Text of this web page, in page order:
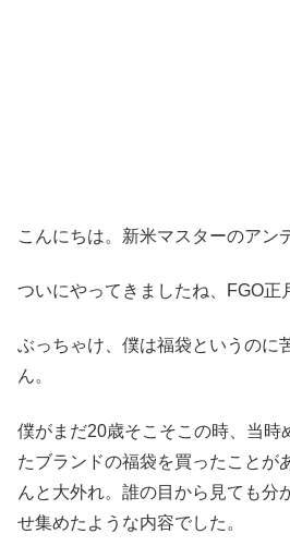
こんにちは。新米マスターのアン
ついにやってきましたね、FGO正
ぶっちゃけ、僕は福袋というの
ん。
僕がまだ20歳そこそこの時、当時
たブランドの福袋を買ったことが
んと大外れ。誰の目から見ても分
せ集めたような内容でした。